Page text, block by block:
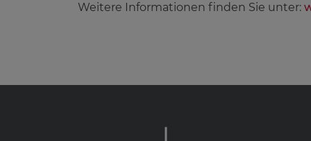
Weitere Informationen finden Sie unter: